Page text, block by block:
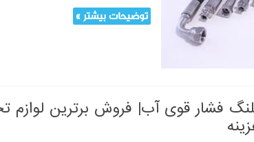
توضیحات بیشتر »
فشار قوی آب| فروش برترین لوازم